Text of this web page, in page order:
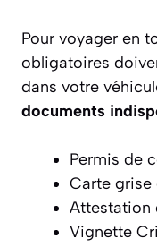
Pour voyager en
obligatoires
dans votre
documents
Permis de
Carte grise
Attestation
Vignette